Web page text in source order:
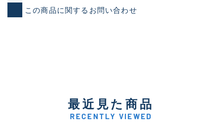
この商品に関するお問い合わせ
最近見た商品
RECENTLY VIEWED